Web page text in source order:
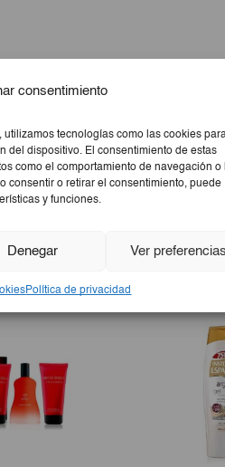
consentimiento
utilizamos tecnologías como las cookies
del dispositivo. El consentimiento de estas
como el comportamiento de navegación o
consentir o retirar el consentimiento, puede
y funciones.
Denegar Ver preferencias
Política de privacidad